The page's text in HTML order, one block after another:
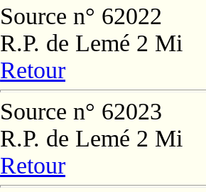
Source n° 62022
R.P. de Lemé 2 Mi
Retour
Source n° 62023
R.P. de Lemé 2 Mi
Retour